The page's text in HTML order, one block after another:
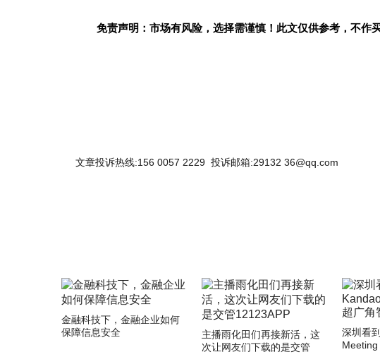
免责声明：市场有风险，选择需谨慎！此文仅供参考，不作买
文章投诉热线:156 0057 2229 投诉邮箱:29132 36@qq.com
金融科技下，金融企业如何
保障信息安全
主播雨化田们再接新活，这
次让网友们下载的是交管
深圳看
Meeting